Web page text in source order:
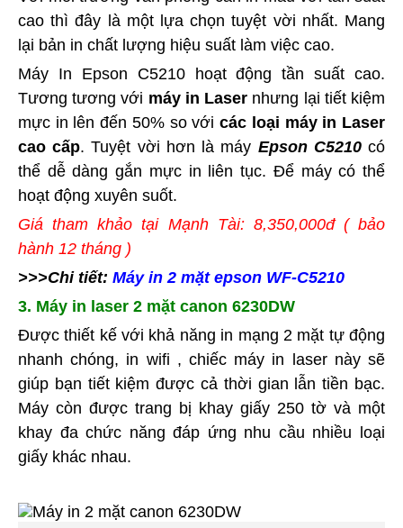
cao thì đây là một lựa chọn tuyệt vời nhất. Mang
lại bản in chất lượng hiệu suất làm việc cao.
Máy In Epson C5210 hoạt động tần suất cao.
Tương tương với máy in Laser nhưng lại tiết kiệm
mực in lên đến 50% so vớicác loại máy in Laser
cao cấp. Tuyệt vời hơn là máy Epson C5210có
thể dễ dàng gắn mực in liên tục. Để máy có thể
hoạt động xuyên suốt.
Giá tham khảo tại Mạnh Tài: 8,350,000đ ( bảo
hành 12 tháng )
>>>Chi tiết: Máy in 2 mặt epson WF-C5210
3. Máy in laser 2 mặt canon 6230DW
Được thiết kế với khả năng in mạng 2 mặt tự động
nhanh chóng, in wifi , chiếc máy in laser này sẽ
giúp bạn tiết kiệm được cả thời gian lẫn tiền bạc.
Máy còn được trang bị khay giấy 250 tờ và một
khay đa chức năng đáp ứng nhu cầu nhiều loại
giấy khác nhau.